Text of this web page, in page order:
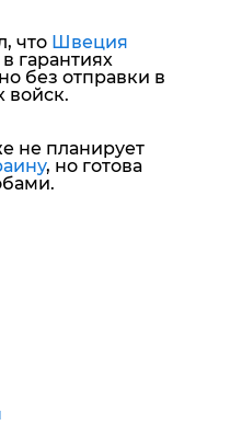
что Швеция
гарантиях
без отправки в
войск.
не планирует
, но готова